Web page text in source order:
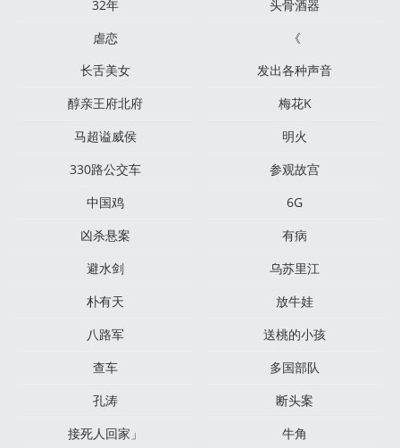
32年
头骨酒器
虐恋
《
长舌美女
发出各种声音
醇亲王府北府
梅花K
马超谥威侯
明火
330路公交车
参观故宫
中国鸡
6G
凶杀悬案
有病
避水剑
乌苏里江
朴有天
放牛娃
八路军
送桃的小孩
查车
多国部队
孔涛
断头案
接死人回家」
牛角